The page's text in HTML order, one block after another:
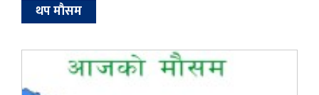
थप माैसम